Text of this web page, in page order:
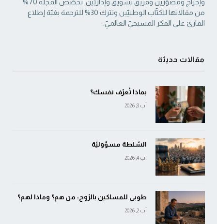
من مقالاتها للكتّاب الوطنيّين ‏وتترك 30% للترجمة بغيّة إطلاع
القارئ على الفكر المسيحيّ العالميّ.‏
مقالات حديثة
بماذا تُعرّف نفسك؟
آب 8, 2026
السّلطة مسؤوليّة
آب 4, 2026
طوبى للمساكين بالرّوح: من هم؟ وماذا لهم؟
آب 2, 2026